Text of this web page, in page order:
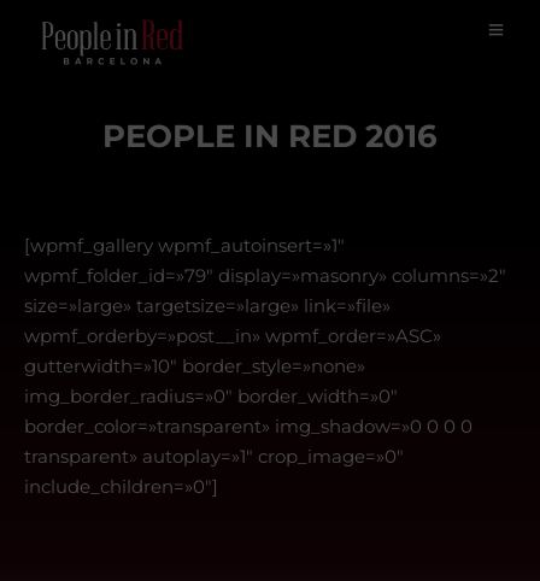
PEOPLE IN RED 2016
[wpmf_gallery wpmf_autoinsert=»1″
wpmf_folder_id=»79″ display=»masonry» columns=»2″
size=»large» targetsize=»large» link=»file»
wpmf_orderby=»post__in» wpmf_order=»ASC»
gutterwidth=»10″ border_style=»none»
img_border_radius=»0″ border_width=»0″
border_color=»transparent» img_shadow=»0 0 0 0
transparent» autoplay=»1″ crop_image=»0″
include_children=»0″]